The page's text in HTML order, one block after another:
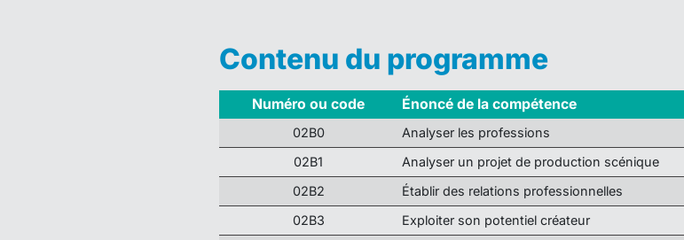
Contenu du programme
Numéro ou code Énoncé de la compétence
02B0
Analyser les professions
02B1
Analyser un projet de production scénique
02B2
Établir des relations professionnelles
02B3
Exploiter son potentiel créateur